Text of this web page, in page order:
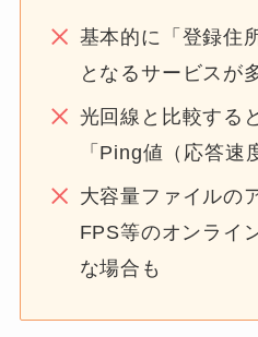
基本的に「登録住
となるサービスが
光回線と比較する
「Ping値（応答速
大容量ファイルの
FPS等のオンライ
な場合も